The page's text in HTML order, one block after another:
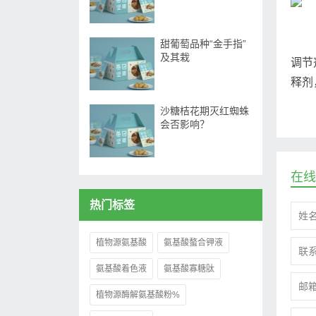
调节
释剂
在
甜葡萄品种“金手指”
及其栽
沙糖桔花期灭红蜘蛛
会否影响？
热门标签
植物源氨基酸 氨基酸螯合钾液
氨基酸着色液 氨基酸寡糖肽
植物源酶解氨基酸粉%